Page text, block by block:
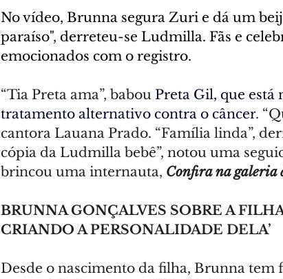
No vídeo, Brunna segura Zuri e dá um
paraíso", derreteu-se Ludmilla. Fãs e
emocionados com o registro.
“Tia Preta ama”, babou Preta Gil, que está
tratamento alternativo contra o câncer.
cantora Lauana Prado. “Família linda”,
cópia da Ludmilla bebê”, notou uma
brincou uma internauta, Confira na galeria
BRUNNA GONÇALVES SOBRE A
CRIANDO A PERSONALIDADE DELA’
Desde o nascimento da filha, Brunna tem